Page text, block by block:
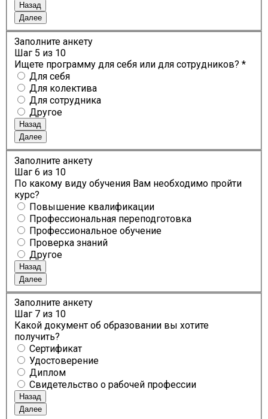
Назад
Далее
Заполните анкету
Шаг 5 из 10
Ищете программу для себя или для сотрудников? *
Для себя
Для колектива
Для сотрудника
Другое
Назад
Далее
Заполните анкету
Шаг 6 из 10
По какому виду обучения Вам необходимо пройти
курс?
Повышение квалификации
Профессиональная переподготовка
Профессиональное обучение
Проверка знаний
Другое
Назад
Далее
Заполните анкету
Шаг 7 из 10
Какой документ об образовании вы хотите
получить?
Сертификат
Удостоверение
Диплом
Свидетельство о рабочей профессии
Назад
Далее